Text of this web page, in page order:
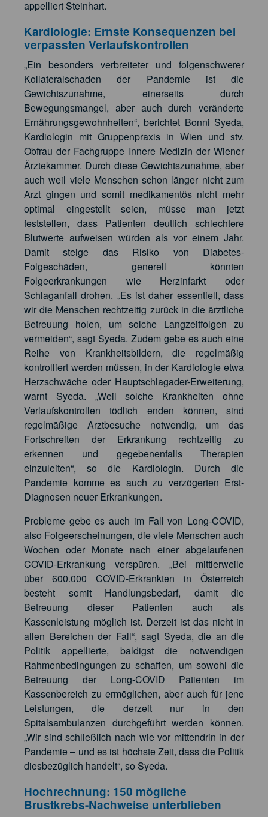
appelliert Steinhart.
Kardiologie: Ernste Konsequenzen bei
verpassten Verlaufskontrollen
„Ein besonders verbreiteter und folgenschwerer
Kollateralschaden der Pandemie ist die
Gewichtszunahme, einerseits durch
Bewegungsmangel, aber auch durch veränderte
Ernährungsgewohnheiten“, berichtet Bonni Syeda,
Kardiologin mit Gruppenpraxis in Wien und stv.
Obfrau der Fachgruppe Innere Medizin der Wiener
Ärztekammer. Durch diese Gewichtszunahme, aber
auch weil viele Menschen schon länger nicht zum
Arzt gingen und somit medikamentös nicht mehr
optimal eingestellt seien, müsse man jetzt
feststellen, dass Patienten deutlich schlechtere
Blutwerte aufweisen würden als vor einem Jahr.
Damit steige das Risiko von Diabetes-
Folgeschäden, generell könnten
Folgeerkrankungen wie Herzinfarkt oder
Schlaganfall drohen. „Es ist daher essentiell, dass
wir die Menschen rechtzeitig zurück in die ärztliche
Betreuung holen, um solche Langzeitfolgen zu
vermeiden“, sagt Syeda. Zudem gebe es auch eine
Reihe von Krankheitsbildern, die regelmäßig
kontrolliert werden müssen, in der Kardiologie etwa
Herzschwäche oder Hauptschlagader-Erweiterung,
warnt Syeda. „Weil solche Krankheiten ohne
Verlaufskontrollen tödlich enden können, sind
regelmäßige Arztbesuche notwendig, um das
Fortschreiten der Erkrankung rechtzeitig zu
erkennen und gegebenenfalls Therapien
einzuleiten“, so die Kardiologin. Durch die
Pandemie komme es auch zu verzögerten Erst-
Diagnosen neuer Erkrankungen.
Probleme gebe es auch im Fall von Long-COVID,
also Folgeerscheinungen, die viele Menschen auch
Wochen oder Monate nach einer abgelaufenen
COVID-Erkrankung verspüren. „Bei mittlerweile
über 600.000 COVID-Erkrankten in Österreich
besteht somit Handlungsbedarf, damit die
Betreuung dieser Patienten auch als
Kassenleistung möglich ist. Derzeit ist das nicht in
allen Bereichen der Fall“, sagt Syeda, die an die
Politik appellierte, baldigst die notwendigen
Rahmenbedingungen zu schaffen, um sowohl die
Betreuung der Long-COVID Patienten im
Kassenbereich zu ermöglichen, aber auch für jene
Leistungen, die derzeit nur in den
Spitalsambulanzen durchgeführt werden können.
„Wir sind schließlich nach wie vor mittendrin in der
Pandemie – und es ist höchste Zeit, dass die Politik
diesbezüglich handelt“, so Syeda.
Hochrechnung: 150 mögliche
Brustkrebs-Nachweise unterblieben